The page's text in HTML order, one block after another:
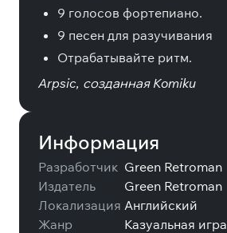
9 голосов фортепиано.
9 песен для разучивания
Отрабатывайте ритм.
Arpsic, созданная Komiku
Информация
Разработчик Green Retroman
Издатель
Green Retroman
Локализация Английский
Жанр
Казуальная игра